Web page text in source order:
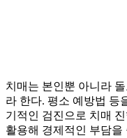
치매는 본인뿐 아니라
라 한다. 평소 예방법 등
기적인 검진으로 치매
활용해 경제적인 부담을